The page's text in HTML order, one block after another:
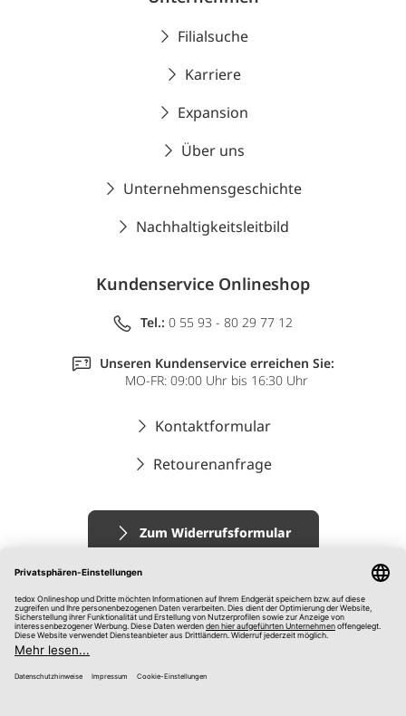
Filialsuche
Karriere
Expansion
Über uns
Unternehmensgeschichte
Nachhaltigkeitsleitbild
Kundenservice Onlineshop
Tel.: 0 55 93 - 80 29 77 12
Unseren Kundenservice erreichen Sie:
MO-FR: 09:00 Uhr bis 16:30 Uhr
Kontaktformular
Retourenanfrage
Zum Widerrufsformular
Impressum
AGB
Datenschutz